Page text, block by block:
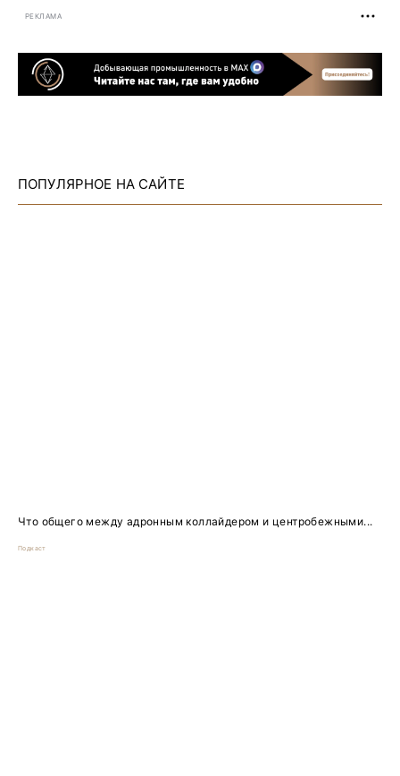
РЕКЛАМА
ПОПУЛЯРНОЕ НА САЙТЕ
Что общего между адронным коллайдером и центробежными...
Подкаст